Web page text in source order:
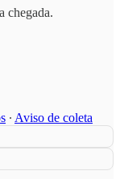
chegada.
∙ Aviso de coleta